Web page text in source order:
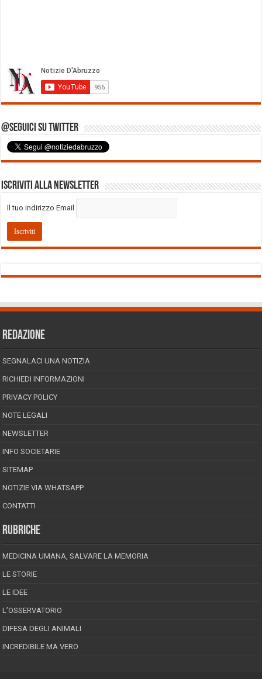
@Seguici su Twitter
Iscriviti alla Newsletter
Il tuo indirizzo Email
REDAZIONE
SEGNALACI UNA NOTIZIA
RICHIEDI INFORMAZIONI
PRIVACY POLICY
NOTE LEGALI
NEWSLETTER
INFO SOCIETARIE
SITEMAP
NOTIZIE VIA WHATSAPP
CONTATTI
RUBRICHE
MEDICINA UMANA, SALVARE LA MEMORIA
LE STORIE
LE IDEE
L’OSSERVATORIO
DIFESA DEGLI ANIMALI
INCREDIBILE MA VERO